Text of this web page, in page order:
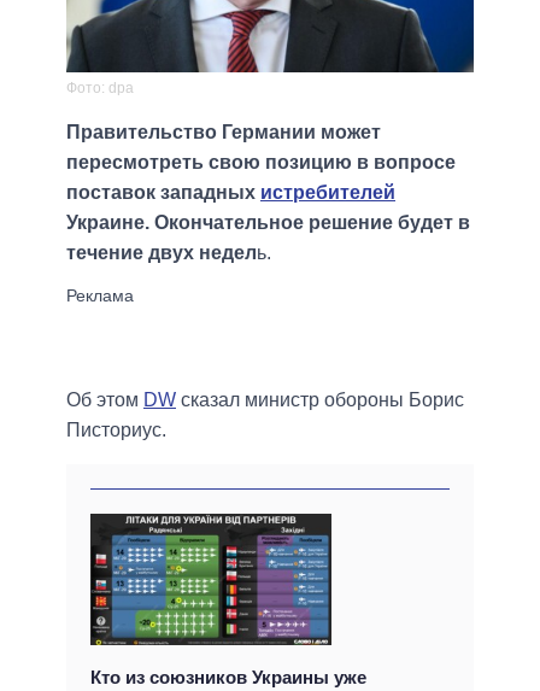
Фото: dpa
Правительство Германии может
пересмотреть свою позицию в вопросе
поставок западных истребителей
Украине. Окончательное решение будет в
течение двух недель.
Об этом DW сказал министр обороны Борис
Писториус.
Кто из союзников Украины уже